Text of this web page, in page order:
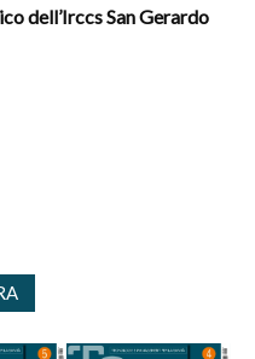
dell’Irccs San Gerardo